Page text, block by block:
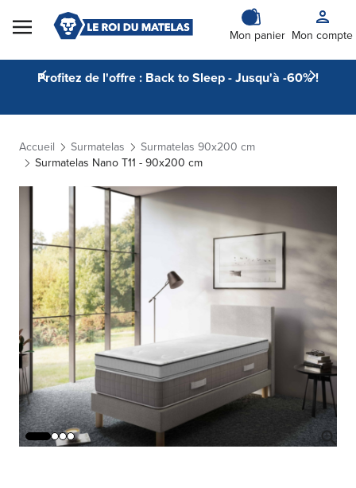
Skip to Content
Mon panier Mon compte
Profitez de l'offre : Back to Sleep - Jusqu'à -60% !
Accueil Surmatelas
Surmatelas 90x200 cm
Surmatelas Nano T11 - 90x200 cm